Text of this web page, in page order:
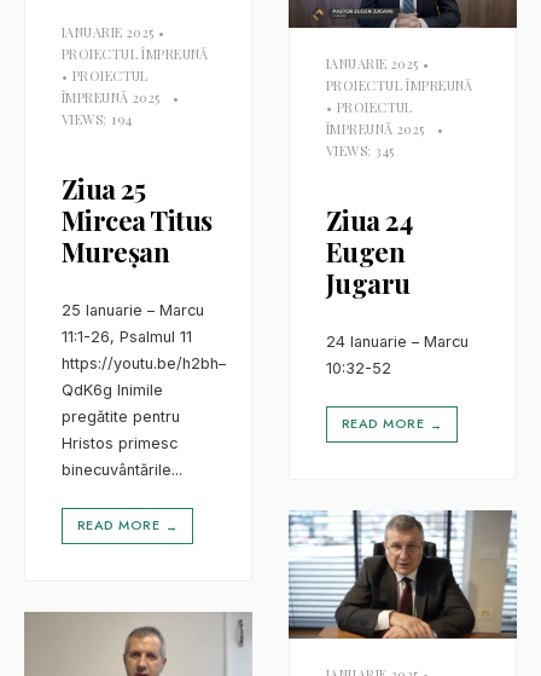
IANUARIE 2025 •
PROIECTUL ÎMPREUNĂ
• PROIECTUL
ÎMPREUNĂ 2025
•
VIEWS: 194
Ziua 25
Mircea Titus
Mureșan
25 Ianuarie – Marcu
11:1-26, Psalmul 11
https://youtu.be/h2bh–
QdK6g Inimile
pregătite pentru
Hristos primesc
binecuvântările...
READ MORE →
IANUARIE 2025 •
PROIECTUL ÎMPREUNĂ
• PROIECTUL
ÎMPREUNĂ 2025
•
VIEWS: 345
Ziua 24
Eugen
Jugaru
24 Ianuarie – Marcu
10:32-52
READ MORE →